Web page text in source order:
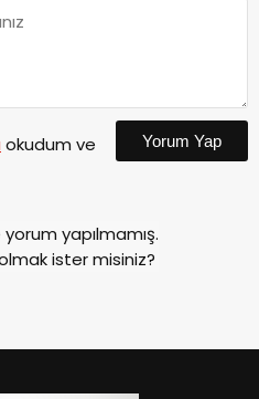
okudum ve
Yorum Yap
yapılmamış.
ister misiniz?